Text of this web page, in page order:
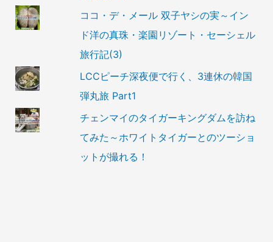
ココ・デ・メール 双子ヤシの実～イン
ド洋の真珠・楽園リゾート・セーシェル
旅行記(3)
LCCピーチ深夜便で行く、3連休の韓国
弾丸旅 Part1
チェンマイのタイガーキングダムを訪ね
てみた～ホワイトタイガーとのツーショ
ットが撮れる！